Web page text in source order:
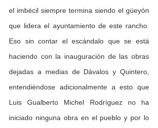
el imbécil siempre termina siendo el güeyón
que lidera el ayuntamiento de este rancho.
Eso sin contar el escándalo que se está
haciendo con la inauguración de las obras
dejadas a medias de Dávalos y Quintero,
entendiéndose adicionalmente a esto que
Luis Gualberto Michel Rodríguez no ha
iniciado ninguna obra en el pueblo y por lo